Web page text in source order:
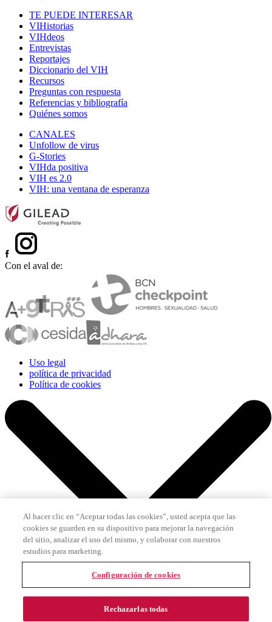
TE PUEDE INTERESAR
VIHistorias
VIHdeos
Entrevistas
Reportajes
Diccionario del VIH
Recursos
Preguntas con respuesta
Referencias y bibliografía
Quiénes somos
CANALES
Unfollow de virus
G-Stories
VIHda positiva
VIH es 2.0
VIH: una ventana de esperanza
Con el aval de:
Uso legal
política de privacidad
Política de cookies
Al hacer clic en “Aceptar todas las cookies”, usted acepta que las
cookies se guarden en su dispositivo para mejorar la navegación
del sitio, analizar el uso del mismo, y colaborar con nuestros
estudios para marketing.
Configuración de cookies
Rechazarlas todas